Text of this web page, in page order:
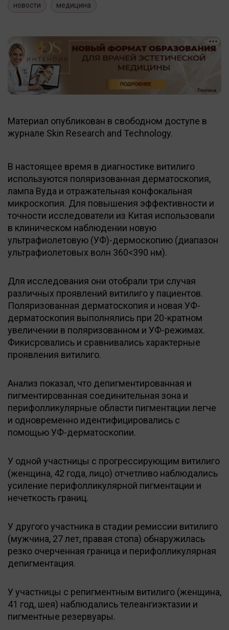
новости медицина
Материал опубликован в свободном доступе в
журнале Skin Research and Technology.
В настоящее время в диагностике витилиго
используются поляризованная дерматоскопия,
лампа Вуда и отражательная конфокальная
микроскопия. Для повышения эффективности и
точности исследователи из Китая использовали
в клиническом наблюдении новую
ультрафиолетовую (УФ)-дермоскопию (диапазон
ультрафиолетовых волн 360<390 нм).
Для исследования они отобрали три случая
различных проявлений витилиго у пациентов.
Поляризованная дерматоскопия и новая УФ-
дерматоскопия выполнялись при 20-кратном
увеличении в поляризованном и УФ-режимах.
Фикисровались и сравнивались характерные
проявления витилиго.
Анализ показал, что депигментированная и
пигментированная соединительная зона и
перифолликулярные области пигментации легче
и одновременно идентифицировались с
помощью УФ-дерматоскопии.
У одной участницы с прогрессирующим витилиго
(женщина, 42 года, лицо) отчетливо наблюдались
усиление перифолликулярной пигментации и
нечеткость границ.
У другого участника в стадии ремиссии витилиго
(мужчина, 27 лет, правая стопа) обнаружилась
резко очерченная граница и перифолликулярная
депигментация.
У участницы с репигментным витилиго (женщина,
41 год, шея) наблюдались телеангиэктазии и
пигментные резервуары.